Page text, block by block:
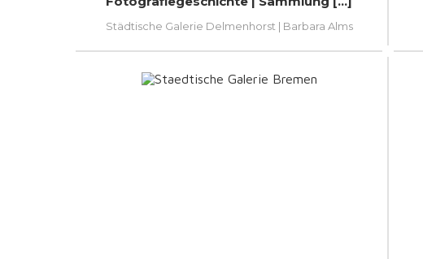
Städtische Galerie Delmenhorst | Barbara Alms